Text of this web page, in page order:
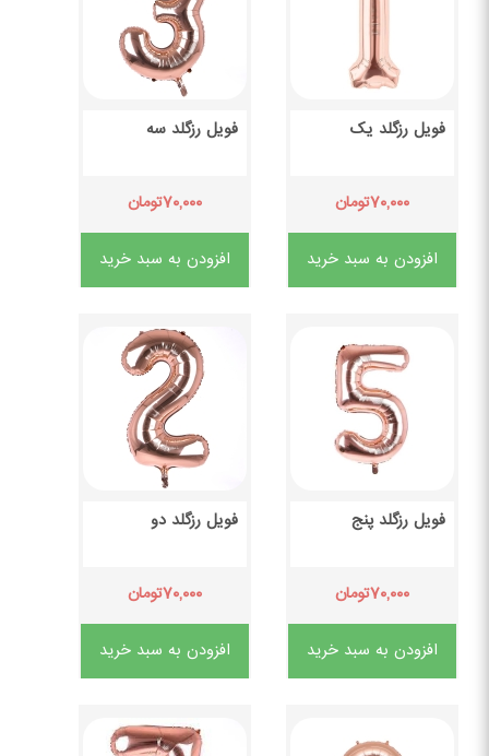
فویل رزگلد یک
۷۰,۰۰۰تومان
افزودن به سبد خرید
فویل رزگلد سه
۷۰,۰۰۰تومان
افزودن به سبد خرید
فویل رزگلد پنج
۷۰,۰۰۰تومان
افزودن به سبد خرید
فویل رزگلد دو
۷۰,۰۰۰تومان
افزودن به سبد خرید